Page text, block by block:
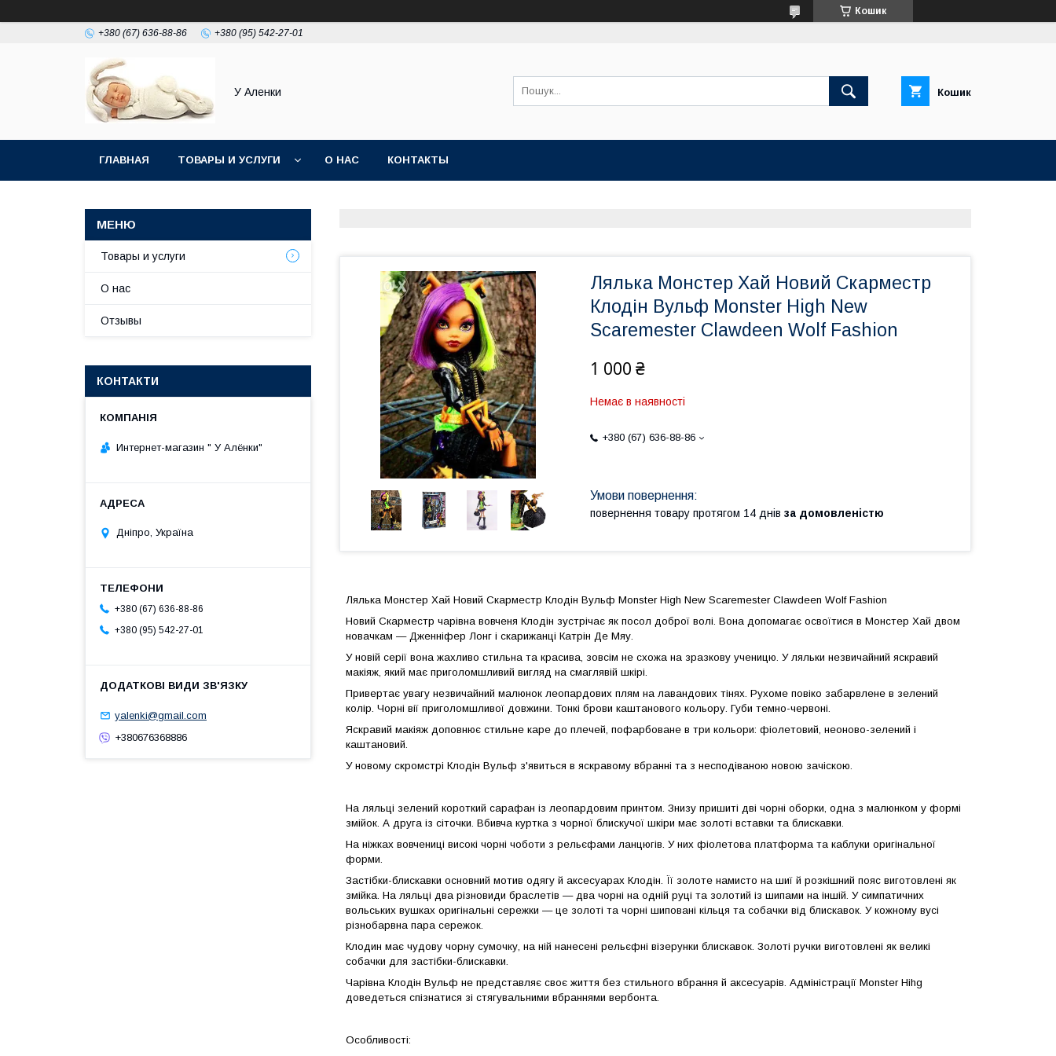
Кошик
+380 (67) 636-88-86 +380 (95) 542-27-01
У Аленки Кошик
ГЛАВНАЯ ТОВАРЫ И УСЛУГИ О НАС КОНТАКТЫ
Лялька Монстер Хай Новий Скарместр
Клодін Вульф Monster High New
Scaremester Clawdeen Wolf Fashion
1 000 ₴
Немає в наявності
+380 (67) 636-88-86
повернення товару протягом 14 днів за домовленістю
Лялька Монстер Хай Новий Скарместр Клодін Вульф Monster High New Scaremester Clawdeen Wolf Fashion
Новий Скарместр чарівна вовченя Клодін зустрічає як посол доброї волі. Вона допомагає освоїтися в Монстер Хай двом
новачкам — Дженніфер Лонг і скарижанці Катрін Де Мяу.
У новій серії вона жахливо стильна та красива, зовсім не схожа на зразкову ученицю. У ляльки незвичайний яскравий
макіяж, який має приголомшливий вигляд на смаглявій шкірі.
Привертає увагу незвичайний малюнок леопардових плям на лавандових тінях. Рухоме повіко забарвлене в зелений
колір. Чорні вії приголомшливої довжини. Тонкі брови каштанового кольору. Губи темно-червоні.
Яскравий макіяж доповнює стильне каре до плечей, пофарбоване в три кольори: фіолетовий, неоново-зелений і
каштановий.
У новому скромстрі Клодін Вульф з'явиться в яскравому вбранні та з несподіваною новою зачіскою.
На ляльці зелений короткий сарафан із леопардовим принтом. Знизу пришиті дві чорні оборки, одна з малюнком у формі
змійок. А друга із сіточки. Вбивча куртка з чорної блискучої шкіри має золоті вставки та блискавки.
На ніжках вовчениці високі чорні чоботи з рельєфами ланцюгів. У них фіолетова платформа та каблуки оригінальної
форми.
Застібки-блискавки основний мотив одягу й аксесуарах Клодін. Її золоте намисто на шиї й розкішний пояс виготовлені як
змійка. На ляльці два різновиди браслетів — два чорні на одній руці та золотий із шипами на іншій. У симпатичних
вольських вушках оригінальні сережки — це золоті та чорні шиповані кільця та собачки від блискавок. У кожному вусі
різнобарвна пара сережок.
Клодин має чудову чорну сумочку, на ній нанесені рельєфні візерунки блискавок. Золоті ручки виготовлені як великі
собачки для застібки-блискавки.
Чарівна Клодін Вульф не представляє своє життя без стильного вбрання й аксесуарів. Адміністрації Monster Hihg
доведеться спізнатися зі стягувальними вбраннями вербонта.
Особливості:
Товары и услуги
О нас
Отзывы
КОНТАКТИ
Интернет-магазин " У Алёнки"
Дніпро, Україна
+380 (67) 636-88-86
+380 (95) 542-27-01
yalenki@gmail.com
+380676368886